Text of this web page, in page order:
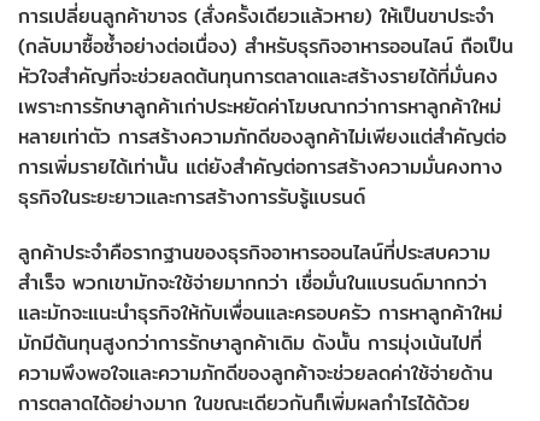
การเปลี่ยนลูกค้าขาจร (สั่งครั้งเดียวแล้วหาย) ให้เป็นขาประจำ
(กลับมาซื้อซ้ำอย่างต่อเนื่อง) สำหรับธุรกิจอาหารออนไลน์ ถือเป็น
หัวใจสำคัญที่จะช่วยลดต้นทุนการตลาดและสร้างรายได้ที่มั่นคง
เพราะการรักษาลูกค้าเก่าประหยัดค่าโฆษณากว่าการหาลูกค้าใหม่
หลายเท่าตัว การสร้างความภักดีของลูกค้าไม่เพียงแต่สำคัญต่อ
การเพิ่มรายได้เท่านั้น แต่ยังสำคัญต่อการสร้างความมั่นคงทาง
ธุรกิจในระยะยาวและการสร้างการรับรู้แบรนด์
ลูกค้าประจำคือรากฐานของธุรกิจอาหารออนไลน์ที่ประสบความ
สำเร็จ พวกเขามักจะใช้จ่ายมากกว่า เชื่อมั่นในแบรนด์มากกว่า
และมักจะแนะนำธุรกิจให้กับเพื่อนและครอบครัว การหาลูกค้าใหม่
มักมีต้นทุนสูงกว่าการรักษาลูกค้าเดิม ดังนั้น การมุ่งเน้นไปที่
ความพึงพอใจและความภักดีของลูกค้าจะช่วยลดค่าใช้จ่ายด้าน
การตลาดได้อย่างมาก ในขณะเดียวกันก็เพิ่มผลกำไรได้ด้วย